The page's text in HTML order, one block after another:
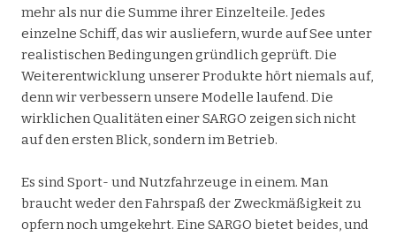
mehr als nur die Summe ihrer Einzelteile. Jedes
einzelne Schiff, das wir ausliefern, wurde auf See unter
realistischen Bedingungen gründlich geprüft. Die
Weiterentwicklung unserer Produkte hört niemals auf,
denn wir verbessern unsere Modelle laufend. Die
wirklichen Qualitäten einer SARGO zeigen sich nicht
auf den ersten Blick, sondern im Betrieb.
Es sind Sport- und Nutzfahrzeuge in einem. Man
braucht weder den Fahrspaß der Zweckmäßigkeit zu
opfern noch umgekehrt. Eine SARGO bietet beides, und